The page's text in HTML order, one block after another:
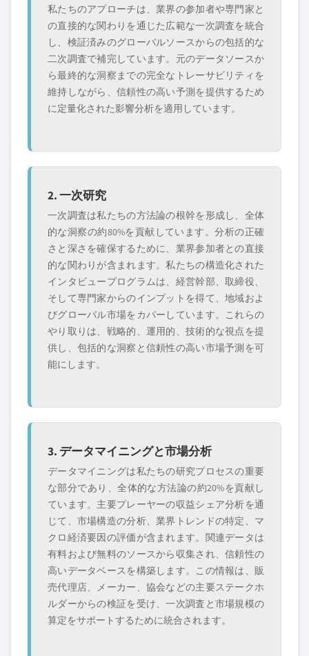
私たちのアプローチは、業界の参加者や専門家と
の直接的な関わりを通じた広範な一次調査を統合
し、検証済みのグローバルソースからの包括的な
二次調査で補完しています。元のデータソースか
ら最終的な洞察までの完全なトレーサビリティを
維持しながら、信頼性の高い予測を提供するため
に定量化された影響分析を適用しています。
2. 一次研究
一次調査は私たちの方法論の根幹を形成し、全体
的な洞察の約80%を貢献しています。分析の正確
さと深さを確保するために、業界参加者との直接
的な関わりが含まれます。私たちの構造化された
インタビュープログラムは、経営幹部、取締役、
そして専門家からのインプットを得て、地域およ
びグローバル市場をカバーしています。これらの
やり取りは、戦略的、運用的、技術的な視点を提
供し、包括的な洞察と信頼性の高い市場予測を可
能にします。
3. データマイニングと市場分析
データマイニングは私たちの研究プロセスの重要
な部分であり、全体的な方法論の約20%を貢献し
ています。主要プレーヤーの収益シェア分析を通
じて、市場構造の分析、業界トレンドの特定、マ
クロ経済要因の評価が含まれます。関連データは
有料および無料のソースから収集され、信頼性の
高いデータベースを構築します。この情報は、販
売代理店、メーカー、協会などの主要ステークホ
ルダーからの検証を受け、一次調査と市場規模の
算定をサポートするために統合されます。